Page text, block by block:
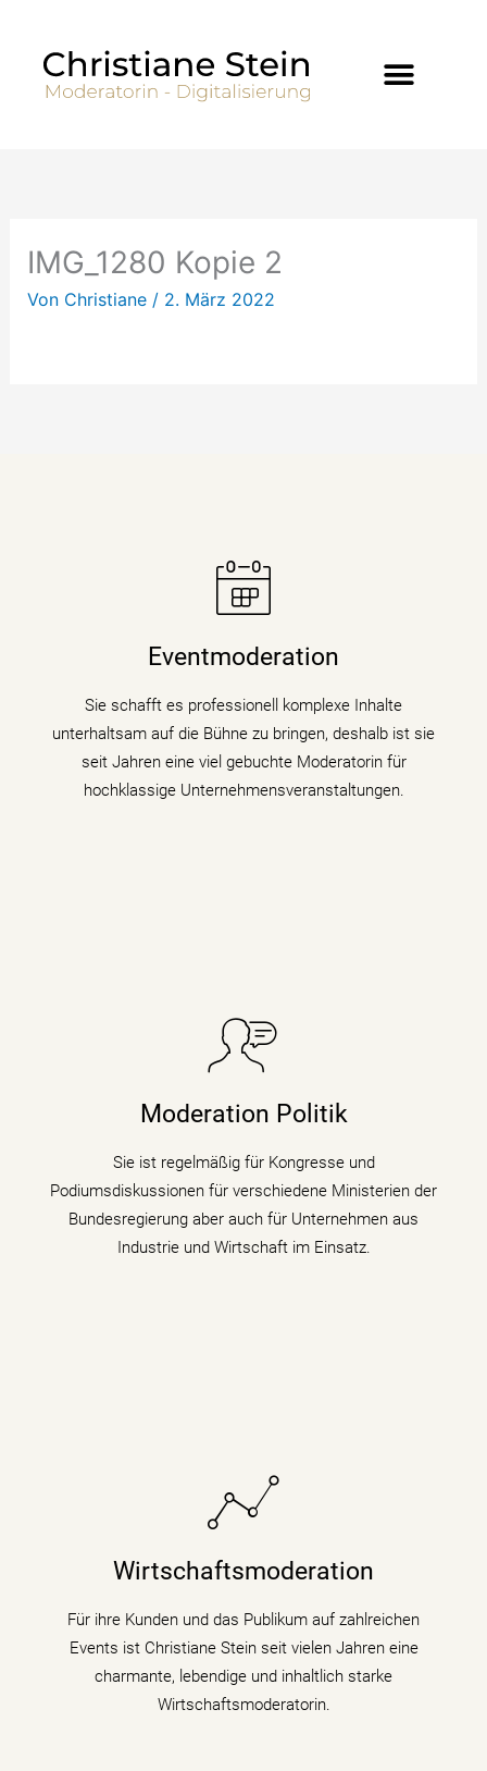
springen
IMG_1280 Kopie 2
Von Christiane / 2. März 2022
Eventmoderation
Sie schafft es professionell komplexe Inhalte
unterhaltsam auf die Bühne zu bringen, deshalb ist sie
seit Jahren eine viel gebuchte Moderatorin für
hochklassige Unternehmensveranstaltungen.
Moderatorin Christiane Stein verbindet charmant und
unterhaltsam Nachrichtenkompetenz mit den Themen
mehr erfahren
Moderation Politik
Sie ist regelmäßig für Kongresse und
Podiumsdiskussionen für verschiedene Ministerien der
Bundesregierung aber auch für Unternehmen aus
Industrie und Wirtschaft im Einsatz.
Sie taucht in Podiumsdiskussionen, Symposien und
Moderatorin die digitale Transformation indem sie den
mehr erfahren
Wirtschaftsmoderation
Für ihre Kunden und das Publikum auf zahlreichen
Events ist Christiane Stein seit vielen Jahren eine
charmante, lebendige und inhaltlich starke
Wirtschaftsmoderatorin.
Sie bringt fundiertes Hintergrundwissen (Digitalisierung
politische Zusammenhänge auf Podiumsdiskussionen
mehr erfahren